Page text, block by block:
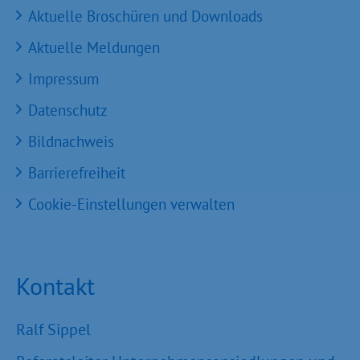
Aktuelle Broschüren und Downloads
Aktuelle Meldungen
Impressum
Datenschutz
Bildnachweis
Barrierefreiheit
Cookie-Einstellungen verwalten
Kontakt
Ralf Sippel